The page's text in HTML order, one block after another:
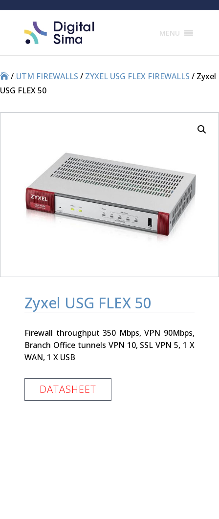
MENU
//
UTM FIREWALLS / ZYXEL USG FLEX FIREWALLS / Zyxel
USG FLEX 50
Zyxel USG FLEX 50
Firewall throughput 350 Mbps, VPN 90Mbps,
Branch Office tunnels VPN 10, SSL VPN 5, 1 X
WAN, 1 X USB
DATASHEET